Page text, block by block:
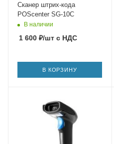
Сканер штрих-кода
POScenter SG-10C
В наличии
1 600 ₽/шт с НДС
В КОРЗИНУ